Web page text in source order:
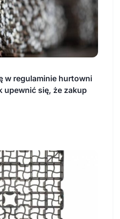
w regulaminie hurtowni
upewnić się, że zakup